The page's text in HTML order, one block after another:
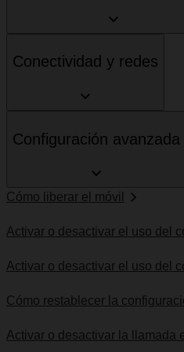
Conectividad y redes
Configuración avanzada
Cómo liberar el móvil
Activar o desactivar el uso del
Activar o desactivar el uso del
Cómo restablecer la
Activar o desactivar la llamada